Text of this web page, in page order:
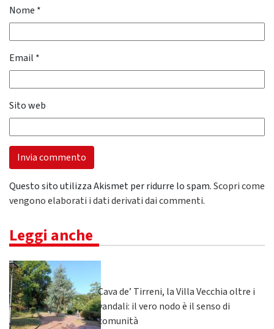
Nome *
Email *
Sito web
Questo sito utilizza Akismet per ridurre lo spam.Scopri come
vengono elaborati i dati derivati dai commenti.
Leggi anche
Cava de’ Tirreni, la Villa Vecchia oltre i
vandali: il vero nodo è il senso di
comunità